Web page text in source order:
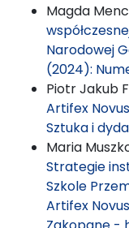
Magda
Narodowej
(2024):
Piotr Jakub
Artifex
Sztuka i
Maria
Strategie
Szkole
Artifex